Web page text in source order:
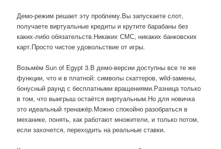
Демо-режим решает эту проблему.Вы запускаете слот,
получаете виртуальные кредиты и крутите барабаны без
каких-либо обязательств.Никаких СМС, никаких банковских
карт.Просто чистое удовольствие от игры.
Возьмём Sun of Egypt 3.В демо-версии доступны все те же
функции, что и в платной: символы скаттеров, wild-замены,
бонусный раунд с бесплатными вращениями.Разница только
в том, что выигрыш остаётся виртуальным.Но для новичка
это идеальный тренажёр.Можно спокойно разобраться в
механике, понять, как работают множители, и только потом,
если захочется, переходить на реальные ставки.